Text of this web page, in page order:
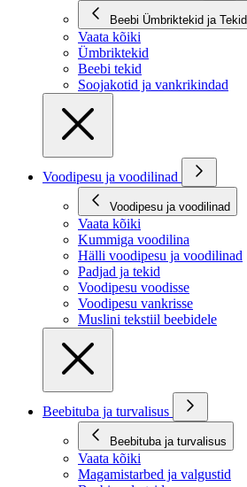
Beebi Ümbriktekid ja Tekid
Vaata kõiki
Ümbriktekid
Beebi tekid
Soojakotid ja vankrikindad
Voodipesu ja voodilinad
Voodipesu ja voodilinad
Vaata kõiki
Kummiga voodilina
Hälli voodipesu ja voodilinad
Padjad ja tekid
Voodipesu voodisse
Voodipesu vankrisse
Muslini tekstiil beebidele
Beebituba ja turvalisus
Beebituba ja turvalisus
Vaata kõiki
Magamistarbed ja valgustid